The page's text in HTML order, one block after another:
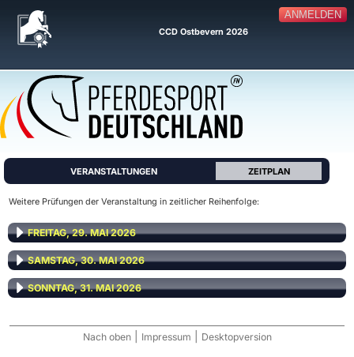
ANMELDEN
CCD Ostbevern 2026
VERANSTALTUNGEN ZEITPLAN
Weitere Prüfungen der Veranstaltung in zeitlicher Reihenfolge:
FREITAG, 29. MAI 2026
SAMSTAG, 30. MAI 2026
SONNTAG, 31. MAI 2026
Nach oben Impressum Desktopversion